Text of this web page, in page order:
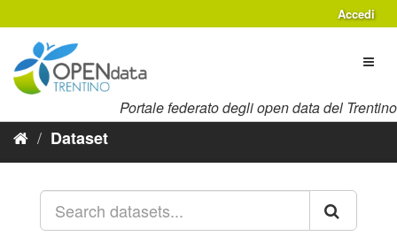
al
contenuto
Accedi
Portale federato degli open data del Trentino
Dataset